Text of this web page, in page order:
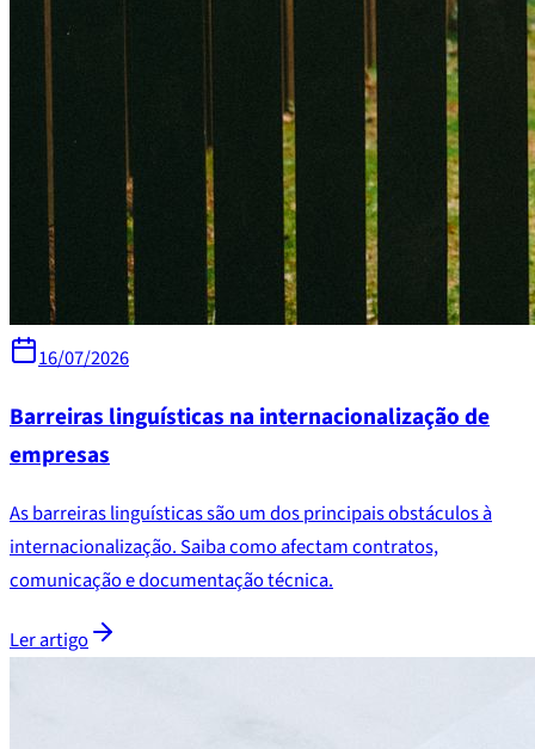
16/07/2026
Barreiras linguísticas na internacionalização de
empresas
As barreiras linguísticas são um dos principais obstáculos à
internacionalização. Saiba como afectam contratos,
comunicação e documentação técnica.
Ler artigo